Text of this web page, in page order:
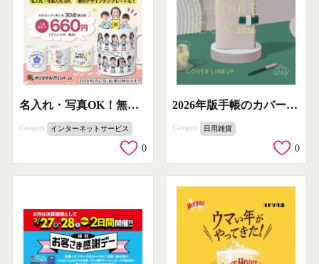
名入れ・写真OK！無料デザイン卒園記念マグカップ割引
Category インターネットサービス
0
2026年版手帳のカバーラインナップ紹介
Category 日用雑貨
0